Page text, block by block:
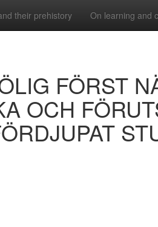
their prehistory On learning and
FÖRST
OCH